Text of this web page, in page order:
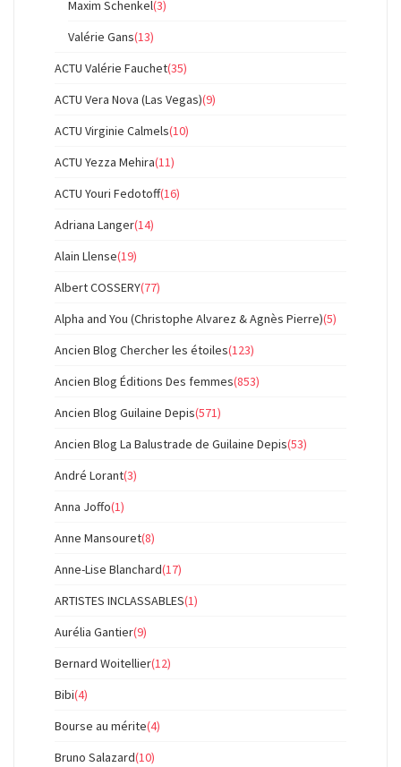
Maxim Schenkel(3)
Valérie Gans(13)
ACTU Valérie Fauchet(35)
ACTU Vera Nova (Las Vegas)(9)
ACTU Virginie Calmels(10)
ACTU Yezza Mehira(11)
ACTU Youri Fedotoff(16)
Adriana Langer(14)
Alain Llense(19)
Albert COSSERY(77)
Alpha and You (Christophe Alvarez & Agnès Pierre)(5)
Ancien Blog Chercher les étoiles(123)
Ancien Blog Éditions Des femmes(853)
Ancien Blog Guilaine Depis(571)
Ancien Blog La Balustrade de Guilaine Depis(53)
André Lorant(3)
Anna Joffo(1)
Anne Mansouret(8)
Anne-Lise Blanchard(17)
ARTISTES INCLASSABLES(1)
Aurélia Gantier(9)
Bernard Woitellier(12)
Bibi(4)
Bourse au mérite(4)
Bruno Salazard(10)